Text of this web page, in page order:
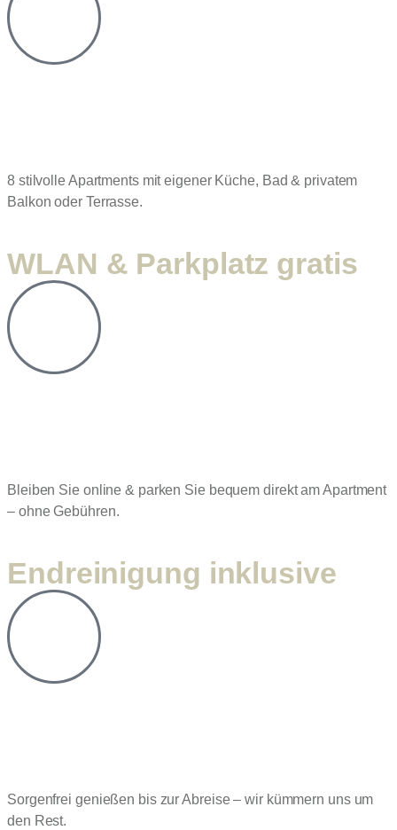
8 stilvolle Apartments mit eigener Küche, Bad & privatem
Balkon oder Terrasse.
WLAN & Parkplatz gratis
Bleiben Sie online & parken Sie bequem direkt am Apartment
– ohne Gebühren.
Endreinigung inklusive
Sorgenfrei genießen bis zur Abreise – wir kümmern uns um
den Rest.